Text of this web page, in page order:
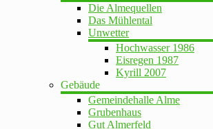
Die Almequellen
Das Mühlental
Unwetter
Hochwasser 1986
Eisregen 1987
Kyrill 2007
Gebäude
Gemeindehalle Alme
Grubenhaus
Gut Almerfeld